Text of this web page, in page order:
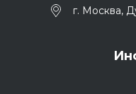
г. Москва,